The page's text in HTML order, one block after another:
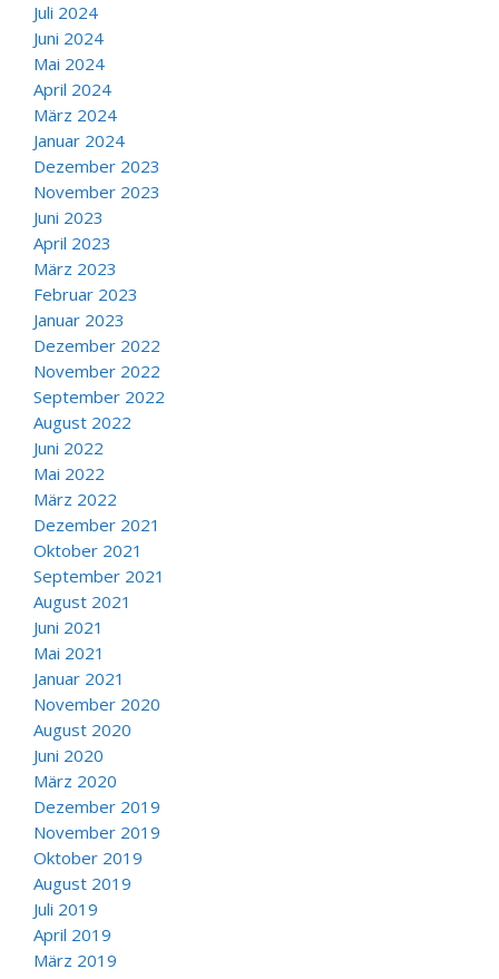
Juli 2024
Juni 2024
Mai 2024
April 2024
März 2024
Januar 2024
Dezember 2023
November 2023
Juni 2023
April 2023
März 2023
Februar 2023
Januar 2023
Dezember 2022
November 2022
September 2022
August 2022
Juni 2022
Mai 2022
März 2022
Dezember 2021
Oktober 2021
September 2021
August 2021
Juni 2021
Mai 2021
Januar 2021
November 2020
August 2020
Juni 2020
März 2020
Dezember 2019
November 2019
Oktober 2019
August 2019
Juli 2019
April 2019
März 2019